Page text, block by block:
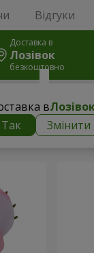
Відгуки
Доставка в
Лозівок
безкоштовно
в
Так
Змінити